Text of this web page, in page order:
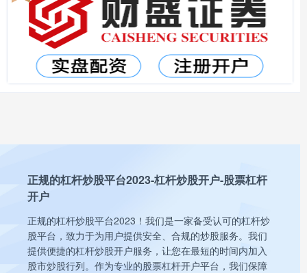
正规的杠杆炒股平台2023-杠杆炒股开户-股票杠杆
开户
正规的杠杆炒股平台2023！我们是一家备受认可的杠杆炒
股平台，致力于为用户提供安全、合规的炒股服务。我们
提供便捷的杠杆炒股开户服务，让您在最短的时间内加入
股市炒股行列。作为专业的股票杠杆开户平台，我们保障